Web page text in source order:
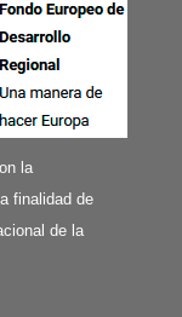
la
finalidad de
de la